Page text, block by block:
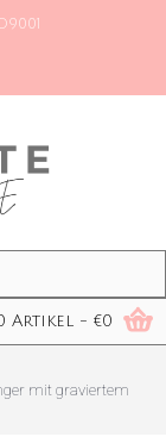
Artikel - €0
mit graviertem